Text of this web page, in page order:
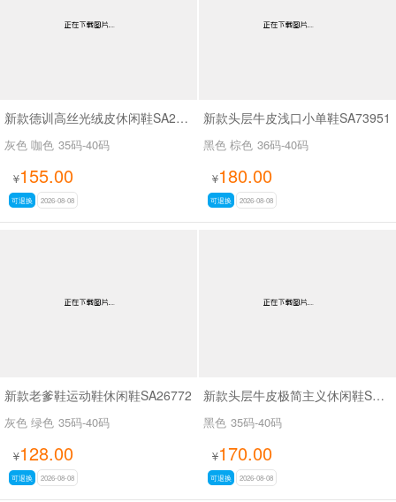
新款德训高丝光绒皮休闲鞋SA2H008
灰色 咖色 35码-40码
¥155.00
可退换 2026-08-08
新款头层牛皮浅口小单鞋SA73951
黑色 棕色 36码-40码
¥180.00
可退换 2026-08-08
新款老爹鞋运动鞋休闲鞋SA26772
灰色 绿色 35码-40码
¥128.00
可退换 2026-08-08
新款头层牛皮极简主义休闲鞋SA9809B
黑色 35码-40码
¥170.00
可退换 2026-08-08